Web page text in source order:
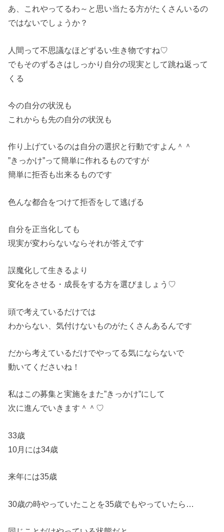
あ、これやってるわ～と思い当たる方がたくさんいるの
ではないでしょうか？
人間って不思議なほどずるい生き物ですね♡
でもそのずるさはしっかり自分の現実として跳ね返って
くる
今の自分の状況も
これからも先の自分の状況も
作り上げているのは自分の選択と行動ですよん＾＾
”きっかけ”って簡単に作れるものですが
簡単に拒否も出来るものです
色んな都合をつけて拒否をして逃げる
自分を正当化しても
現実が変わらないならそれが答えです
誤魔化して生きるより
変化をさせる・成長をする方を選びましょう♡
頭で考えているだけでは
わからない、気付けないものがたくさんあるんです
だから考えているだけでやってる気にならないで
動いてくださいね！
私はこの募集と実施をまた”きっかけ”にして
次に進んでいきます＾＾♡
33歳
10月には34歳
来年には35歳
30歳の時やっていたことを35歳でもやっていたら…